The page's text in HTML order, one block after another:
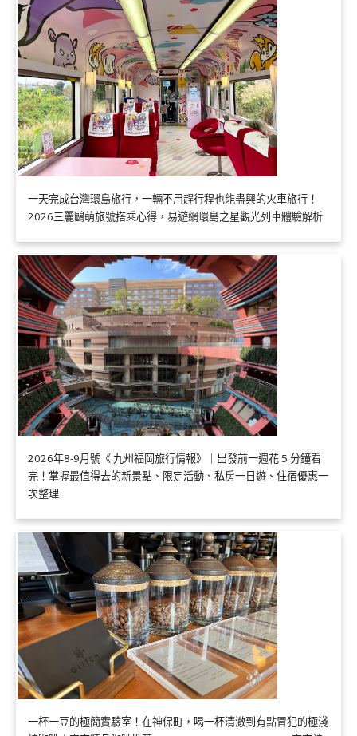
一天完成台灣環島旅行，一輛不用趕行程也能盡興的火車旅行！
2026三麗鷗萌旅號搭乘心得，易遊網環島之星觀光列車體驗解析
2026年8-9月號《 九州福岡旅行情報》｜出發前一週花 5 分鐘看
完！掌握最值得去的新景點、限定活動、私房一日遊、住宿優惠一
次整理
一杯一豆的極簡實驗室！在神保町，喝一杯清澈到有點冒犯的極淺